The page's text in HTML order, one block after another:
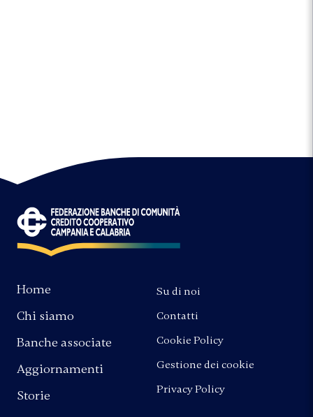
Home
Chi siamo
Banche associate
Aggiornamenti
Storie
Su di noi
Contatti
Cookie Policy
Gestione dei cookie
Privacy Policy